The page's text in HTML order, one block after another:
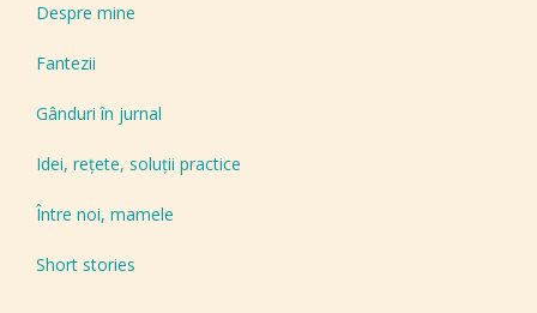
Despre mine
Fantezii
Gânduri în jurnal
Idei, reţete, soluţii practice
Între noi, mamele
Short stories